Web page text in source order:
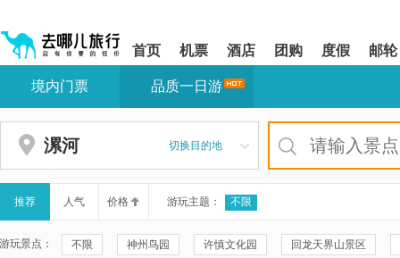
shift+enter
网
导
盲
导
您
站
区,
本
有
首页 机票 酒店 团购 度假 邮轮
您
站
区
境内门票 品质一日游
漯河 切换目的地
推荐 人气 价格 游玩主题： 不限
游玩景点： 不限 神州鸟园 许慎文化园 回龙天界山景区